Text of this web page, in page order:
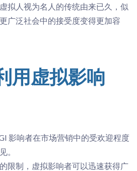
拟人视为名人的传统由来已久， 似
广泛社会中的接受度变得更加容
用虚拟影响
影响者在市场营销中的受欢迎程度
。
限制，虚拟影响者可以迅速获得广